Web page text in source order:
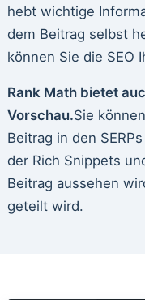
hebt wichtige
dem Beitrag selbst
können Sie die SEO
Rank Math bietet
Vorschau.Sie
Beitrag in den
der Rich Snippets
Beitrag aussehen
geteilt wird.